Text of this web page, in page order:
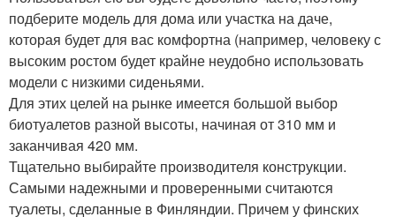
подберите модель для дома или участка на даче,
которая будет для вас комфортна (например, человеку с
высоким ростом будет крайне неудобно использовать
модели с низкими сиденьями.
Для этих целей на рынке имеется большой выбор
биотуалетов разной высоты, начиная от 310 мм и
заканчивая 420 мм.
Тщательно выбирайте производителя конструкции.
Самыми надежными и проверенными считаются
туалеты, сделанные в Финляндии. Причем у финских